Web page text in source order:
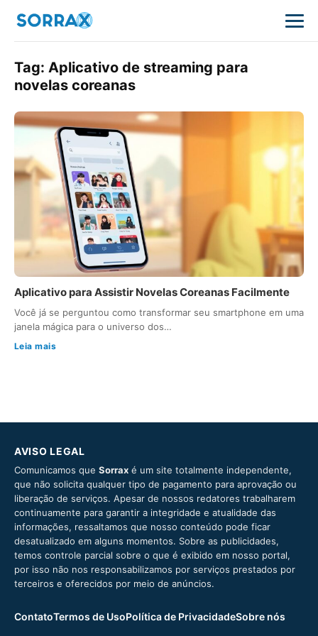
Tag: Aplicativo de streaming para
novelas coreanas
Aplicativo para Assistir Novelas Coreanas Facilmente
Você já se perguntou como transformar seu smartphone em uma
janela mágica para o universo dos…
Leia mais
AVISO LEGAL
Comunicamos que Sorrax é um site totalmente independente,
que não solicita qualquer tipo de pagamento para aprovação ou
liberação de serviços. Apesar de nossos redatores trabalharem
continuamente para garantir a integridade e atualidade das
informações, ressaltamos que nosso conteúdo pode ficar
desatualizado em alguns momentos. Sobre as publicidades,
temos controle parcial sobre o que é exibido em nosso portal,
por isso não nos responsabilizamos por serviços prestados por
terceiros e oferecidos por meio de anúncios.
ContatoTermos de UsoPolítica de PrivacidadeSobre nós